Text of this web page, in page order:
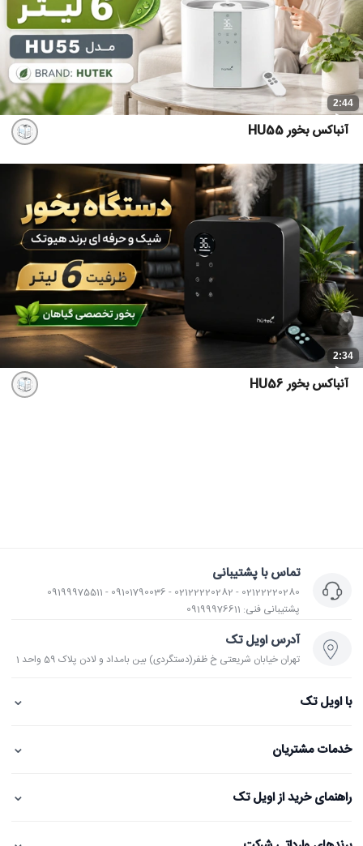
2:44
آنباکس بخور HU55
2:34
آنباکس بخور HU56
تماس با پشتیبانی
02122220280 - 02122220282 - 09101790036 - 09199975511
پشتیبانی فنی: 09199976611
آدرس اویل تک
تهران خیابان شریعتی خ ظفر(دستگردی) بین بامداد و لادن پلاک 59 واحد 1
با اویل تک ⌄
خدمات مشتریان ⌄
راهنمای خرید از اویل تک ⌄